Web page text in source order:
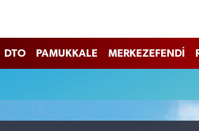
DTO PAMUKKALE MERKEZEFENDİ